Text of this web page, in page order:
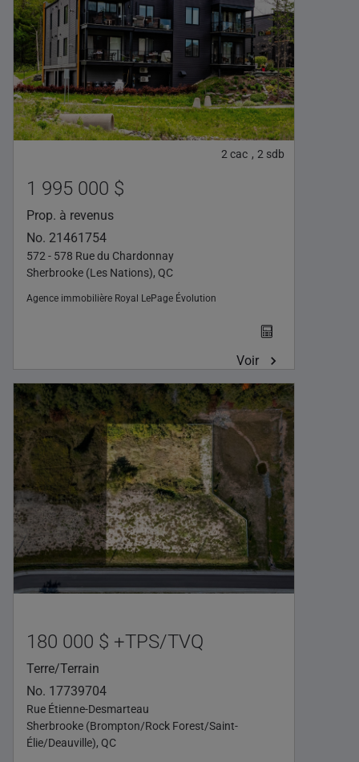
2 cac , 2 sdb
1 995 000 $
Prop. à revenus
No. 21461754
572 - 578 Rue du Chardonnay
Sherbrooke (Les Nations), QC
Agence immobilière Royal LePage Évolution
Voir
180 000 $ +TPS/TVQ
Terre/Terrain
No. 17739704
Rue Étienne-Desmarteau
Sherbrooke (Brompton/Rock Forest/Saint-
Élie/Deauville), QC